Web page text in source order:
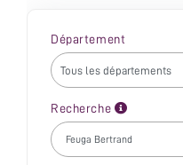
Département
Recherche